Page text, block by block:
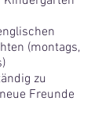
(montags,
zu
Freunde